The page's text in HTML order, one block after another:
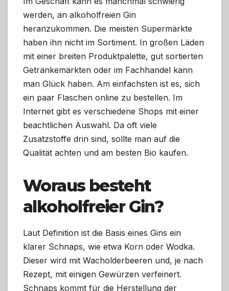
werden, an alkoholfreien Gin
heranzukommen. Die meisten Supermärkte
haben ihn nicht im Sortiment. In großen Läden
mit einer breiten Produktpalette, gut sortierten
Getränkemärkten oder im Fachhandel kann
man Glück haben. Am einfachsten ist es, sich
ein paar Flaschen online zu bestellen. Im
Internet gibt es verschiedene Shops mit einer
beachtlichen Auswahl. Da oft viele
Zusatzstoffe drin sind, sollte man auf die
Qualität achten und am besten Bio kaufen.
Woraus besteht
alkoholfreier Gin?
Laut Definition ist die Basis eines Gins ein
klarer Schnaps, wie etwa Korn oder Wodka.
Dieser wird mit Wacholderbeeren und, je nach
Rezept, mit einigen Gewürzen verfeinert.
Schnaps kommt für die Herstellung der